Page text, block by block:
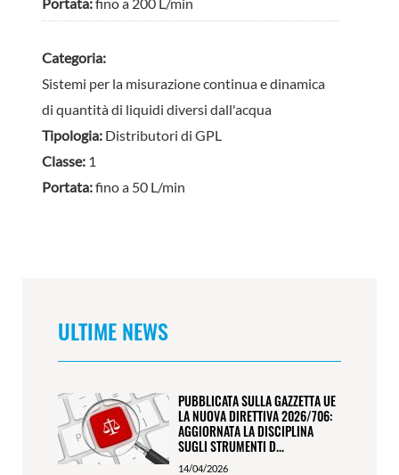
Portata:fino a 200 L/min
Categoria:
Sistemi per la misurazione continua e dinamica
di quantità di liquidi diversi dall'acqua
Tipologia: Distributori di GPL
Classe: 1
Portata:fino a 50 L/min
ULTIME NEWS
PUBBLICATA SULLA GAZZETTA UE
LA NUOVA DIRETTIVA 2026/706:
AGGIORNATA LA DISCIPLINA
SUGLI STRUMENTI D...
14/04/2026